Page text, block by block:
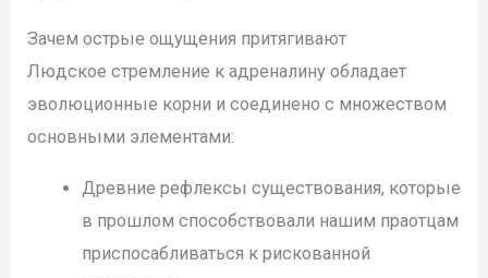
Зачем острые ощущения притягивают
Людское стремление к адреналину обладает
эволюционные корни и соединено с множеством
основными элементами:
Древние рефлексы существования, которые
в прошлом способствовали нашим праотцам
приспосабливаться к рискованной